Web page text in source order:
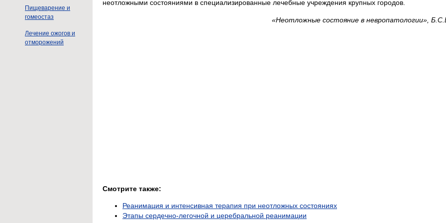
Пищеварение и
гомеостаз
Лечение ожогов и
отморожений
неотложными состояниями в специализированные лечебные учреждения крупных городов.
«Неотложные состояние в невропатологии»,
Смотрите также:
Реанимация и интенсивная терапия при неотложных состояниях
Этапы сердечно-легочной и церебральной реанимации